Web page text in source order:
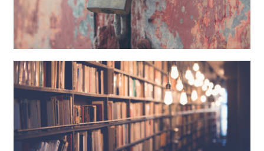
Adecuación LSSICE